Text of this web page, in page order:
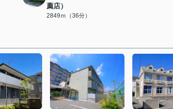
薦店）
2849ｍ（36分）